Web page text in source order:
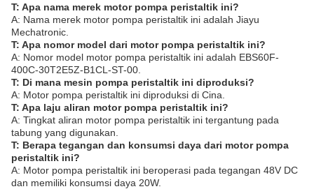
T: Apa nama merek motor pompa peristaltik ini?
A: Nama merek motor pompa peristaltik ini adalah Jiayu
Mechatronic.
T: Apa nomor model dari motor pompa peristaltik ini?
A: Nomor model motor pompa peristaltik ini adalah EBS60F-
400C-30T2E5Z-B1CL-ST-00.
T: Di mana mesin pompa peristaltik ini diproduksi?
A: Motor pompa peristaltik ini diproduksi di Cina.
T: Apa laju aliran motor pompa peristaltik ini?
A: Tingkat aliran motor pompa peristaltik ini tergantung pada
tabung yang digunakan.
T: Berapa tegangan dan konsumsi daya dari motor pompa
peristaltik ini?
A: Motor pompa peristaltik ini beroperasi pada tegangan 48V DC
dan memiliki konsumsi daya 20W.